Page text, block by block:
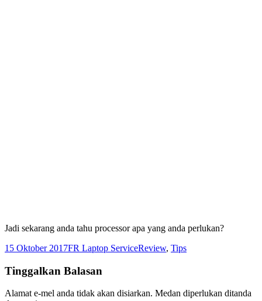
Jadi sekarang anda tahu processor apa yang anda perlukan?
Dikirimkan
15 Oktober 2017Pengarang
FR Laptop ServiceKategori
Review, Tips
Tinggalkan Balasan
Alamat e-mel anda tidak akan disiarkan. Medan diperlukan ditanda